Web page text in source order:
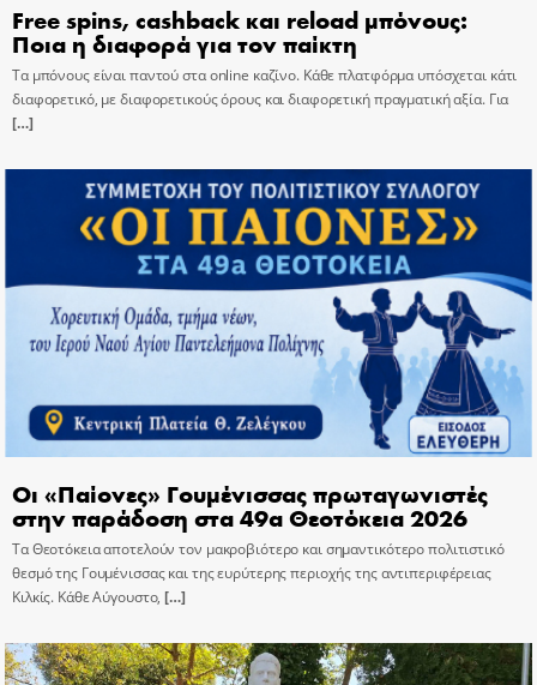
Free spins, cashback και reload μπόνους:
Ποια η διαφορά για τον παίκτη
Τα μπόνους είναι παντού στα online καζίνο. Κάθε πλατφόρμα υπόσχεται κάτι
διαφορετικό, με διαφορετικούς όρους και διαφορετική πραγματική αξία. Για
[…]
Οι «Παίονες» Γουμένισσας πρωταγωνιστές
στην παράδοση στα 49α Θεοτόκεια 2026
Τα Θεοτόκεια αποτελούν τον μακροβιότερο και σημαντικότερο πολιτιστικό
θεσμό της Γουμένισσας και της ευρύτερης περιοχής της αντιπεριφέρειας
Κιλκίς. Κάθε Αύγουστο, […]